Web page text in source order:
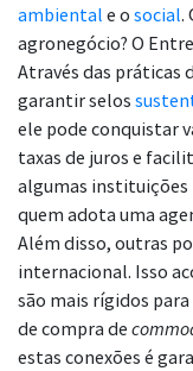
ambiental e o social.
agronegócio? O
Através das práticas
garantir selos
ele pode conquistar
taxas de juros e
algumas instituições
quem adota uma
Além disso, outras
internacional. Isso
são mais rígidos
de compra de
estas conexões é